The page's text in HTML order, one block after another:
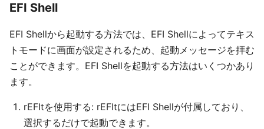
EFI Shell
EFI Shellから起動する方法では、EFI Shellによってテキス
トモードに画面が設定されるため、起動メッセージを拝む
ことができます。EFI Shellを起動する方法はいくつかあり
ます。
rEFItを使用する: rEFItにはEFI Shellが付属しており、
選択するだけで起動できます。